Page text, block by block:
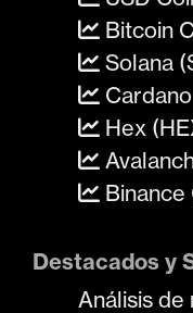
Bitcoin
Solana
Hex
Binance
Destacados y
Análisis